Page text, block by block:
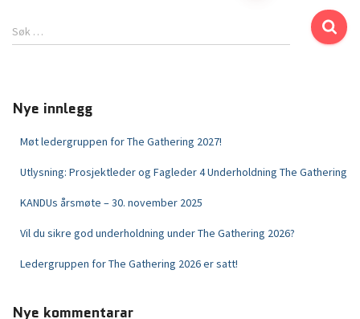
Søk …
Nye innlegg
Møt ledergruppen for The Gathering 2027!
Utlysning: Prosjektleder og Fagleder 4 Underholdning The Gathering
KANDUs årsmøte – 30. november 2025
Vil du sikre god underholdning under The Gathering 2026?
Ledergruppen for The Gathering 2026 er satt!
Nye kommentarar